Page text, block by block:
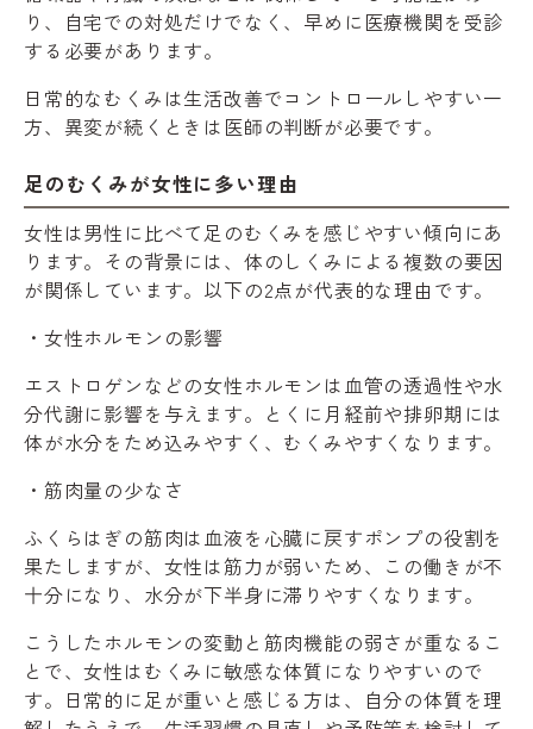
り、自宅での対処だけでなく、早めに医療機関を受診
する必要があります。
日常的なむくみは生活改善でコントロールしやすい一
方、異変が続くときは医師の判断が必要です。
足のむくみが女性に多い理由
女性は男性に比べて足のむくみを感じやすい傾向にあ
ります。その背景には、体のしくみによる複数の要因
が関係しています。以下の2点が代表的な理由です。
・女性ホルモンの影響
エストロゲンなどの女性ホルモンは血管の透過性や水
分代謝に影響を与えます。とくに月経前や排卵期には
体が水分をため込みやすく、むくみやすくなります。
・筋肉量の少なさ
ふくらはぎの筋肉は血液を心臓に戻すポンプの役割を
果たしますが、女性は筋力が弱いため、この働きが不
十分になり、水分が下半身に滞りやすくなります。
こうしたホルモンの変動と筋肉機能の弱さが重なるこ
とで、女性はむくみに敏感な体質になりやすいので
す。日常的に足が重いと感じる方は、自分の体質を理